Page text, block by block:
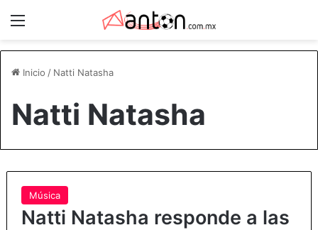
Inicio / Natti Natasha
Natti Natasha
Música
Natti Natasha responde a las